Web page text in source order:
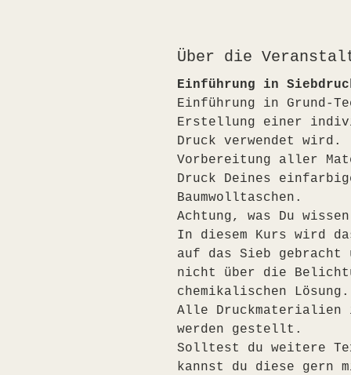
Über die
Einführung in
Einführung in Grund-
Erstellung einer
Druck verwendet wird.
Vorbereitung aller
Druck Deines
Baumwolltaschen.
Achtung, was Du
In diesem Kurs wird
auf das Sieb gebracht
nicht über die
chemikalischen Lösung.
Alle Druckmaterialien
werden gestellt.
Solltest du weitere
kannst du diese gern